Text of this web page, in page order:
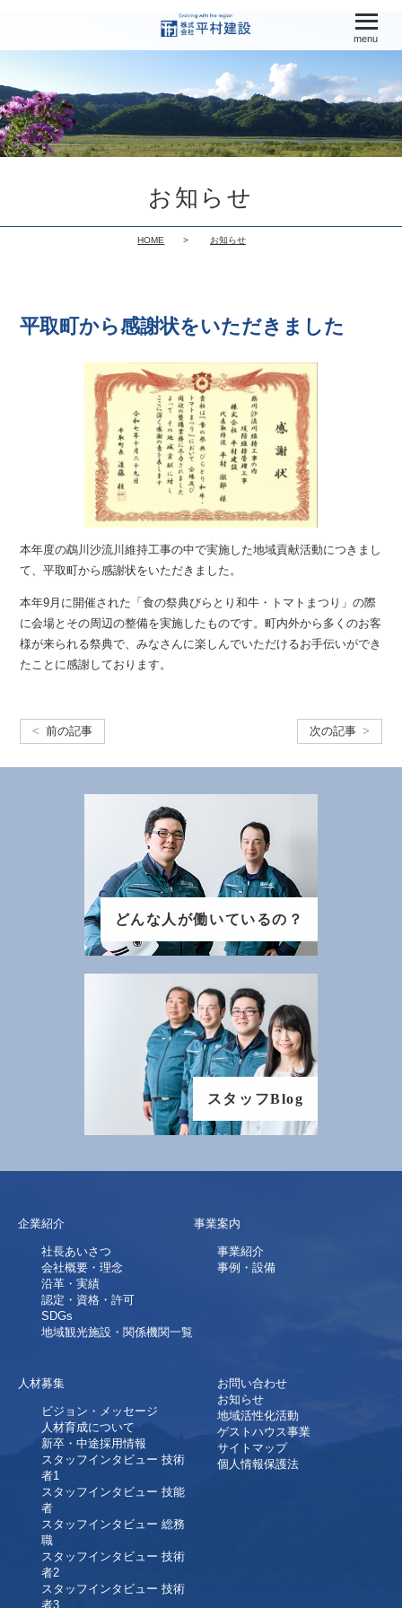
menu
お知らせ
HOME お知らせ
平取町から感謝状をいただきました
本年度の鵡川沙流川維持工事の中で実施した地域貢献活動につきまし
て、平取町から感謝状をいただきました。
本年9月に開催された「食の祭典びらとり和牛・トマトまつり」の際
に会場とその周辺の整備を実施したものです。町内外から多くのお客
様が来られる祭典で、みなさんに楽しんでいただけるお手伝いができ
たことに感謝しております。
前の記事 次の記事
どんな人が働いているの？
スタッフBlog
企業紹介
社長あいさつ
会社概要・理念
沿革・実績
認定・資格・許可
SDGs
地域観光施設・関係機関一覧
事業案内
事業紹介
事例・設備
人材募集
ビジョン・メッセージ
人材育成について
新卒・中途採用情報
スタッフインタビュー 技術
者1
スタッフインタビュー 技能
者
スタッフインタビュー 総務
職
スタッフインタビュー 技術
者2
スタッフインタビュー 技術
者3
お問い合わせ
お知らせ
地域活性化活動
ゲストハウス事業
サイトマップ
個人情報保護法